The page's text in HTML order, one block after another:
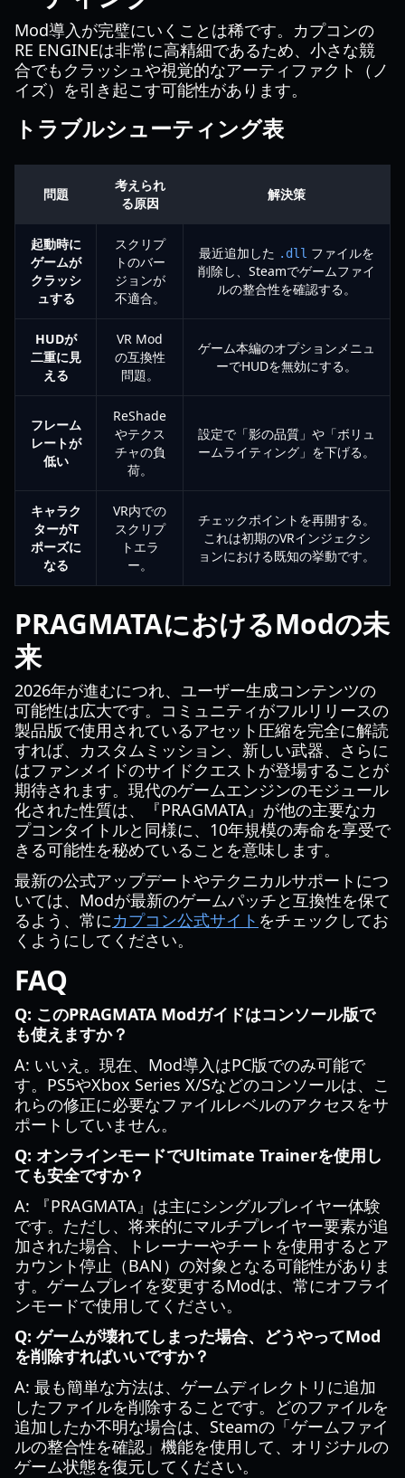
Mod導入が完璧にいくことは稀です。カプコンの
RE ENGINEは非常に高精細であるため、小さな競
合でもクラッシュや視覚的なアーティファクト（ノ
イズ）を引き起こす可能性があります。
トラブルシューティング表
問題
考えられ
る原因
解決策
起動時に
ゲームが
クラッシ
ュする
スクリプ
トのバー
ジョンが
不適合。
最近追加した .dll ファイルを
削除し、Steamでゲームファイ
ルの整合性を確認する。
HUDが
二重に見
える
VR Mod
の互換性
問題。
ゲーム本編のオプションメニュ
ーでHUDを無効にする。
フレーム
レートが
低い
ReShade
やテクス
チャの負
荷。
設定で「影の品質」や「ボリュ
ームライティング」を下げる。
キャラク
ターがT
ポーズに
なる
VR内での
スクリプ
トエラ
ー。
チェックポイントを再開する。
これは初期のVRインジェクシ
ョンにおける既知の挙動です。
PRAGMATAにおけるModの未
来
2026年が進むにつれ、ユーザー生成コンテンツの
可能性は広大です。コミュニティがフルリリースの
製品版で使用されているアセット圧縮を完全に解読
すれば、カスタムミッション、新しい武器、さらに
はファンメイドのサイドクエストが登場することが
期待されます。現代のゲームエンジンのモジュール
化された性質は、『PRAGMATA』が他の主要なカ
プコンタイトルと同様に、10年規模の寿命を享受で
きる可能性を秘めていることを意味します。
最新の公式アップデートやテクニカルサポートにつ
いては、Modが最新のゲームパッチと互換性を保て
るよう、常にカプコン公式サイト をチェックしてお
くようにしてください。
FAQ
Q: このPRAGMATA Modガイドはコンソール版で
も使えますか？
A: いいえ。現在、Mod導入はPC版でのみ可能で
す。PS5やXbox Series X/Sなどのコンソールは、こ
れらの修正に必要なファイルレベルのアクセスをサ
ポートしていません。
Q: オンラインモードでUltimate Trainerを使用し
ても安全ですか？
A: 『PRAGMATA』は主にシングルプレイヤー体験
です。ただし、将来的にマルチプレイヤー要素が追
加された場合、トレーナーやチートを使用するとア
カウント停止（BAN）の対象となる可能性がありま
す。ゲームプレイを変更するModは、常にオフライ
ンモードで使用してください。
Q: ゲームが壊れてしまった場合、どうやってMod
を削除すればいいですか？
A: 最も簡単な方法は、ゲームディレクトリに追加
したファイルを削除することです。どのファイルを
追加したか不明な場合は、Steamの「ゲームファイ
ルの整合性を確認」機能を使用して、オリジナルの
ゲーム状態を復元してください。